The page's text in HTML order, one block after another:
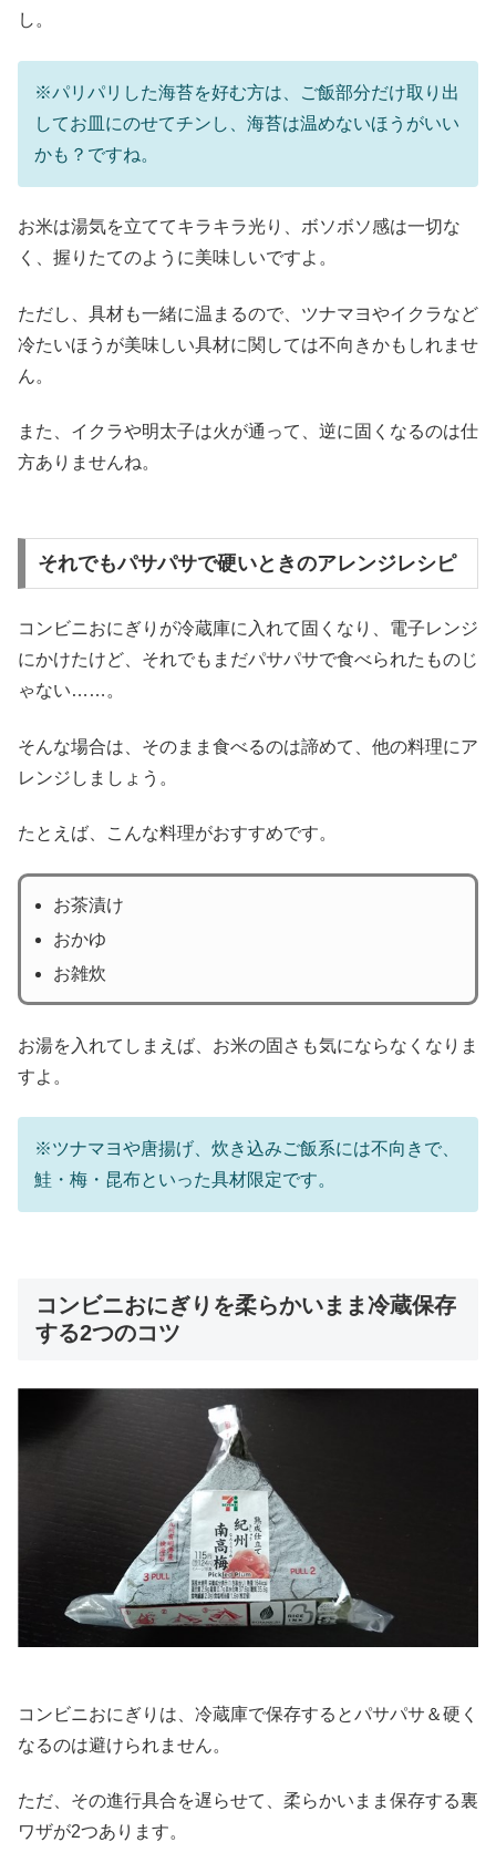
し。
※パリパリした海苔を好む方は、ご飯部分だけ取り出
してお皿にのせてチンし、海苔は温めないほうがいい
かも？ですね。
お米は湯気を立ててキラキラ光り、ボソボソ感は一切な
く、握りたてのように美味しいですよ。
ただし、具材も一緒に温まるので、ツナマヨやイクラなど
冷たいほうが美味しい具材に関しては不向きかもしれませ
ん。
また、イクラや明太子は火が通って、逆に固くなるのは仕
方ありませんね。
それでもパサパサで硬いときのアレンジレシピ
コンビニおにぎりが冷蔵庫に入れて固くなり、電子レンジ
にかけたけど、それでもまだパサパサで食べられたものじ
ゃない……。
そんな場合は、そのまま食べるのは諦めて、他の料理にア
レンジしましょう。
たとえば、こんな料理がおすすめです。
お茶漬け
おかゆ
お雑炊
お湯を入れてしまえば、お米の固さも気にならなくなりま
すよ。
※ツナマヨや唐揚げ、炊き込みご飯系には不向きで、
鮭・梅・昆布といった具材限定です。
コンビニおにぎりを柔らかいまま冷蔵保存
する2つのコツ
コンビニおにぎりは、冷蔵庫で保存するとパサパサ＆硬く
なるのは避けられません。
ただ、その進行具合を遅らせて、柔らかいまま保存する裏
ワザが2つあります。